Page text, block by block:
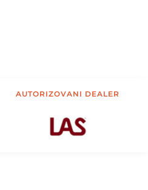
AUTORIZOVANI DEALER